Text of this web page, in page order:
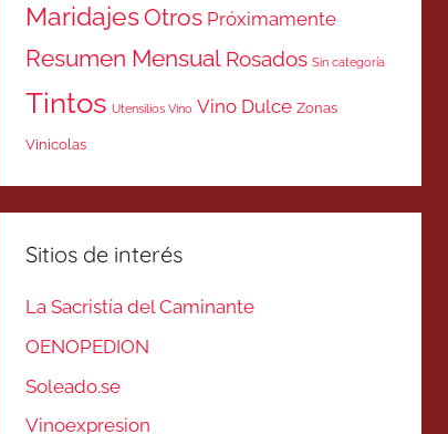
MaridajesOtros Próximamente
Resumen Mensual Rosados Sin categoría
Tintos Utensilios Vino Vino Dulce Zonas
Vinicolas
Sitios de interés
La Sacristía del Caminante
OENOPEDION
Soleado.se
Vinoexpresion